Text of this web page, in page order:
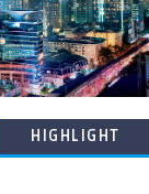
HIGHLIGHT